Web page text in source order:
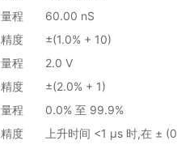
量程
60.00 nS
精度
±(1.0% + 10)
量程
2.0 V
精度
±(2.0% + 1)
量程
0.0% 至 99.9%
精度
上升时间 <1 µs 时,在 ±